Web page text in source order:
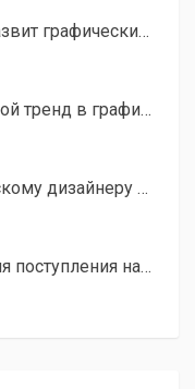
Где лучше всего развит графический дизайн: ведущие страны и что из них взять
Следующий большой тренд в графическом дизайне
Что учить графическому дизайнеру в 2026 году: полный гид по навыкам
Что нужно учить для поступления на дизайнера: навигация по навыкам и предметам